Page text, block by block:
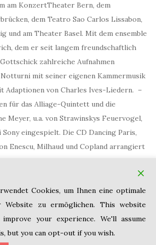
am KonzertTheater Bern, dem
dem Teatro Sao Carlos Lissabon,
und am Theater Basel. Mit dem ensemble
dem er seit langem freundschaftlich
zahlreiche Aufnahmen
mit seiner eigenen Kammermusik
Adaptionen von Charles Ives-Liedern. –
für das Alliage-Quintett und die
Meyer, u.a. von Strawinskys Feuervogel,
eingespielt. Die CD Dancing Paris,
Enescu, Milhaud und Copland arrangiert
von Karol Kurpinskis Klarinettenkonzert
Festival in Warschau uraufgeführt
auf CD erscheinen.
Cookies, um Ihnen eine optimale
Website zu ermöglichen. This website
your experience. We'll assume
but you can opt-out if you wish.